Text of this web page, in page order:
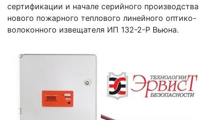
сертификации и начале серийного производства
нового пожарного теплового линейного оптико-
волоконного извещателя ИП 132-2-Р Вьюна.